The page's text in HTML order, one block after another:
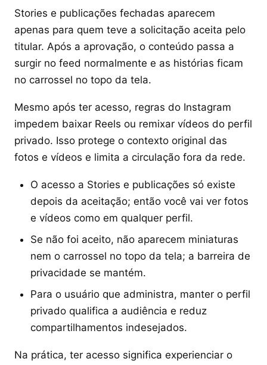
Stories e publicações fechadas aparecem
apenas para quem teve a solicitação aceita pelo
titular. Após a aprovação, o conteúdo passa a
surgir no feed normalmente e as histórias ficam
no carrossel no topo da tela.
Mesmo após ter acesso, regras do Instagram
impedem baixar Reels ou remixar vídeos do perfil
privado. Isso protege o contexto original das
fotos e vídeos e limita a circulação fora da rede.
O acesso a Stories e publicações só existe
depois da aceitação; então você vai ver fotos
e vídeos como em qualquer perfil.
Se não foi aceito, não aparecem miniaturas
nem o carrossel no topo da tela; a barreira de
privacidade se mantém.
Para o usuário que administra, manter o perfil
privado qualifica a audiência e reduz
compartilhamentos indesejados.
Na prática, ter acesso significa experienciar o